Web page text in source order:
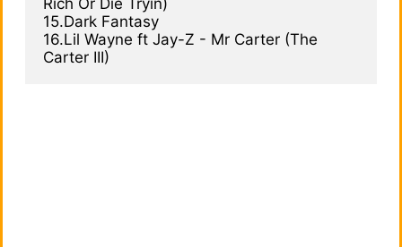
Rich Or Die Tryin)
15.Dark Fantasy
16.Lil Wayne ft Jay-Z - Mr Carter (The